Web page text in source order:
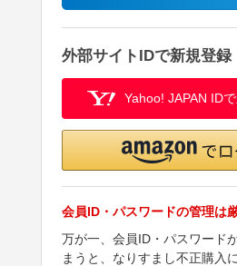
外部サイトIDで新規登録
Yahoo! JAPAN ID
会員ID・パスワードの管理は
万が一、会員ID・パスワード
まうと、なりすまし不正購入